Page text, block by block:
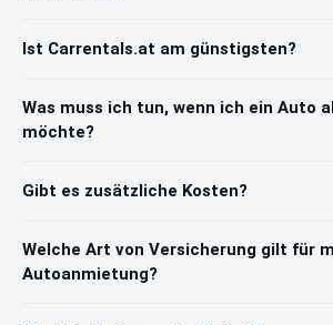
Ist Carrentals.at am günstigsten?
Was muss ich tun, wenn ich ein Auto
möchte?
Gibt es zusätzliche Kosten?
Welche Art von Versicherung gilt für
Autoanmietung?